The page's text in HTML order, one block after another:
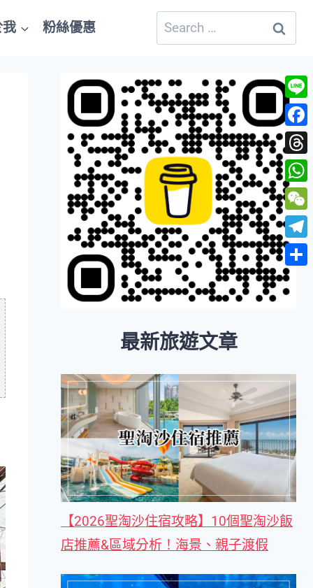
粉絲優惠
Search
for:
最新旅遊文章
【2026聖淘沙住宿攻略】10個聖淘沙飯
店推薦&區域分析！海景、親子渡假
Line